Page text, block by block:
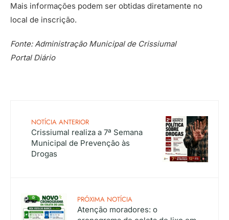
Mais informações podem ser obtidas diretamente no
local de inscrição.
Fonte:Administração Municipal de Crissiumal
Portal Diário
NOTÍCIA ANTERIOR
Crissiumal realiza a 7ª Semana
Municipal de Prevenção às
Drogas
PRÓXIMA NOTÍCIA
Atenção moradores: o